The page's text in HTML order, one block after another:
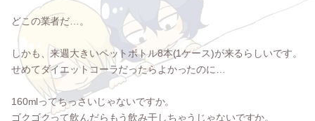
どこの業者だ…。
しかも、来週大きいペットボトル8本(1ケース)が来るらしいです。
せめてダイエットコーラだったらよかったのに…
160mlってちっさいじゃないですか。
ゴクゴクって飲んだらもう飲み干しちゃうじゃないですか。